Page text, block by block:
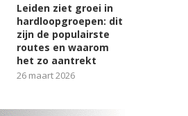
Leiden ziet groei in
hardloopgroepen: dit
zijn de populairste
routes en waarom
het zo aantrekt
26 maart 2026